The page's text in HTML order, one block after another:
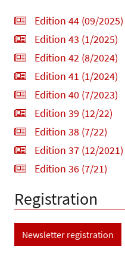
Edition 44 (09/2025)
Edition 43 (1/2025)
Edition 42 (8/2024)
Edition 41 (1/2024)
Edition 40 (7/2023)
Edition 39 (12/22)
Edition 38 (7/22)
Edition 37 (12/2021)
Edition 36 (7/21)
Registration
Newsletter registration